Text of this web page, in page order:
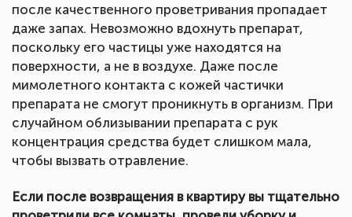
после качественного проветривания пропадает
даже запах. Невозможно вдохнуть препарат,
поскольку его частицы уже находятся на
поверхности, а не в воздухе. Даже после
мимолетного контакта с кожей частички
препарата не смогут проникнуть в организм. При
случайном облизывании препарата с рук
концентрация средства будет слишком мала,
чтобы вызвать отравление.
Если после возвращения в квартиру вы тщательно